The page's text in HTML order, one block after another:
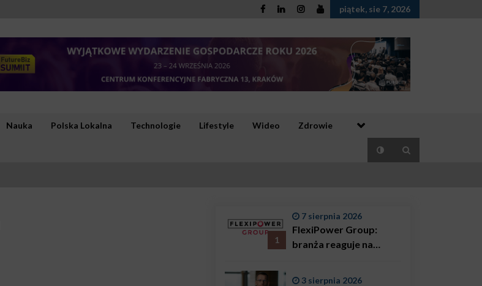
piątek, sie 7, 2026
Nauka Polska Lokalna Technologie Lifestyle Wideo Zdrowie
1
7 sierpnia 2026
FlexiPower Group:
branża reaguje na
3 sierpnia 2026